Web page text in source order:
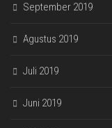
September 2019
Agustus 2019
Juli 2019
Juni 2019